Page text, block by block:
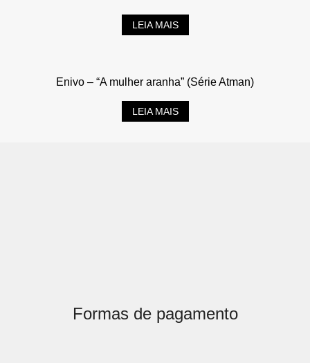
LEIA MAIS
Enivo – “A mulher aranha” (Série Atman)
LEIA MAIS
Formas de pagamento